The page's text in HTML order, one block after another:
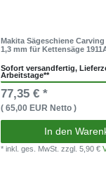
Makita Sägeschiene
1,3 mm für Kettensäge
Sofort versandfertig,
Arbeitstage**
77,35 € *
( 65,00 EUR Netto )
In den
* inkl. ges. MwSt.zzgl. 5,90 €